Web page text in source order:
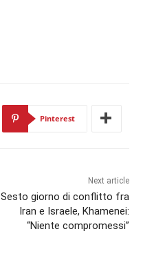
Pinterest
Next article
Sesto giorno di conflitto fra
Iran e Israele, Khamenei:
“Niente compromessi”